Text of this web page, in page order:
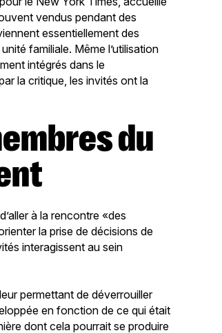
vendus pendant des
essentiellement des
familiale. Même l’utilisation
intégrés dans le
la critique, les invités ont la
à la rencontre «des
la prise de décisions de
interagissent au sein
permettant de déverrouiller
en fonction de ce qui était
dont cela pourrait se produire